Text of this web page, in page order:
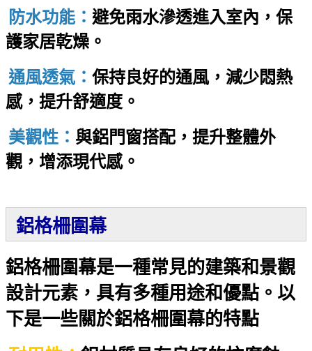
防水功能： 避免雨水滲透進入室內，保
護家居乾燥。
通風透氣： 保持良好的通風，減少悶熱
感，提升舒適度。
美觀性： 與鋁門窗搭配，提升整體外
觀，增添現代感。
鋁格柵圍幕
鋁格柵圍幕是一種常見的建築和景觀
設計元素，具有多種用途和優點。以
下是一些關於鋁格柵圍幕的特點